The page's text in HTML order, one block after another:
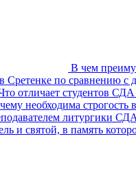
В чем
Сретенке по сравнению с
отличает студентов
необходима строгость
литургики
и святой, в память